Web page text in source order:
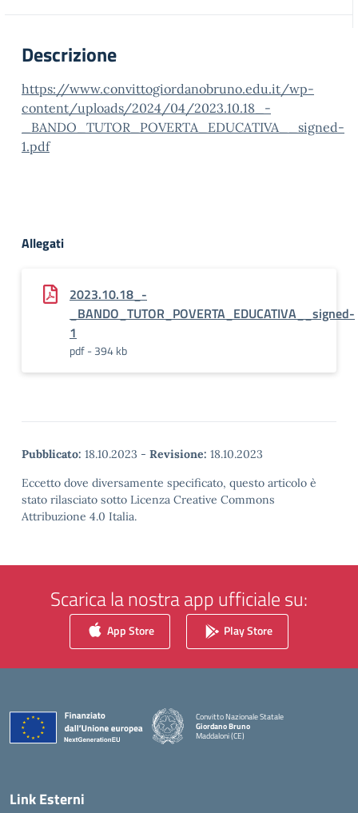
Descrizione
https://www.convittogiordanobruno.edu.it/wp-
content/uploads/2024/04/2023.10.18_-
_BANDO_TUTOR_POVERTA_EDUCATIVA__signed-
1.pdf
Allegati
2023.10.18_-
_BANDO_TUTOR_POVERTA_EDUCATIVA__signed-
1
pdf - 394 kb
Pubblicato: 18.10.2023 - Revisione: 18.10.2023
Eccetto dove diversamente specificato, questo articolo è
stato rilasciato sotto Licenza Creative Commons
Attribuzione 4.0 Italia.
Scarica la nostra app ufficiale su:
App Store Play Store
Convitto Nazionale Statale
Giordano Bruno
Maddaloni (CE)
Link Esterni